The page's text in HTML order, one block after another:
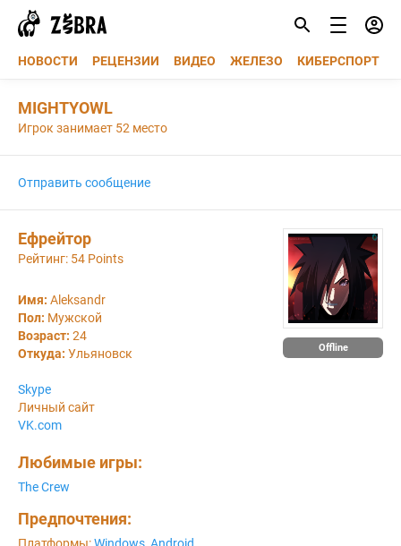
НОВОСТИ РЕЦЕНЗИИ ВИДЕО ЖЕЛЕЗО КИБЕРСПОРТ
MIGHTYOWL
Игрок занимает 52 место
Отправить сообщение
Offline
Ефрейтор
Ефрейтор
Рейтинг: 54 Points
Имя: Aleksandr
Пол: Мужской
Возраст: 24
Откуда: Ульяновск
Skype
Личный сайт
VK.com
Любимые игры:
The Crew
Предпочтения: